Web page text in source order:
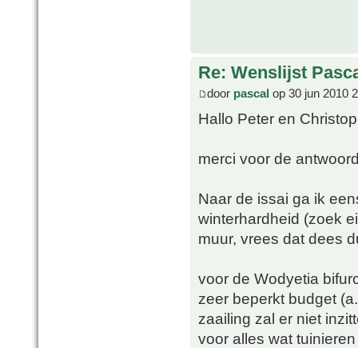
Re: Wenslijst
door pascal op 30 jun 2010
Hallo Peter en
merci voor de
Naar de issai ga ik
winterhardheid (zoek
muur, vrees dat dees
voor de Wodyetia
zeer beperkt budget
zaailing zal er niet
voor alles wat